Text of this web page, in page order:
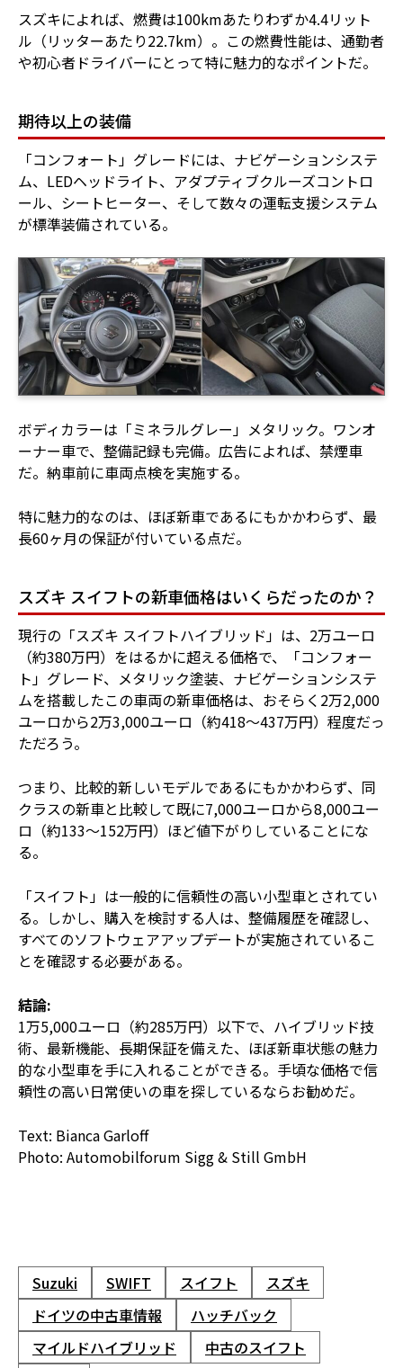
スズキによれば、燃費は100kmあたりわずか4.4リット
ル（リッターあたり22.7km）。この燃費性能は、通勤者
や初心者ドライバーにとって特に魅力的なポイントだ。
期待以上の装備
「コンフォート」グレードには、ナビゲーションシステ
ム、LEDヘッドライト、アダプティブクルーズコントロ
ール、シートヒーター、そして数々の運転支援システム
が標準装備されている。
ボディカラーは「ミネラルグレー」メタリック。ワンオ
ーナー車で、整備記録も完備。広告によれば、禁煙車
だ。納車前に車両点検を実施する。
特に魅力的なのは、ほぼ新車であるにもかかわらず、最
長60ヶ月の保証が付いている点だ。
スズキ スイフトの新車価格はいくらだったのか？
現行の「スズキ スイフトハイブリッド」は、2万ユーロ
（約380万円）をはるかに超える価格で、「コンフォー
ト」グレード、メタリック塗装、ナビゲーションシステ
ムを搭載したこの車両の新車価格は、おそらく2万2,000
ユーロから2万3,000ユーロ（約418～437万円）程度だっ
ただろう。
つまり、比較的新しいモデルであるにもかかわらず、同
クラスの新車と比較して既に7,000ユーロから8,000ユー
ロ（約133～152万円）ほど値下がりしていることにな
る。
「スイフト」は一般的に信頼性の高い小型車とされてい
る。しかし、購入を検討する人は、整備履歴を確認し、
すべてのソフトウェアアップデートが実施されているこ
とを確認する必要がある。
結論:
1万5,000ユーロ（約285万円）以下で、ハイブリッド技
術、最新機能、長期保証を備えた、ほぼ新車状態の魅力
的な小型車を手に入れることができる。手頃な価格で信
頼性の高い日常使いの車を探しているならお勧めだ。
Text: Bianca Garloff
Photo: Automobilforum Sigg & Still GmbH
Suzuki SWIFT スイフト
スズキ
ドイツの中古車情報
ハッチバック
マイルドハイブリッド
中古のスイフト